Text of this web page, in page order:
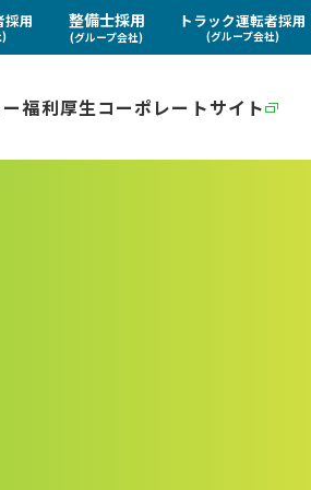
採用
)
整備士採用
(グループ会社)
トラック運転者採用
(グループ会社)
福利厚生コーポレートサイト